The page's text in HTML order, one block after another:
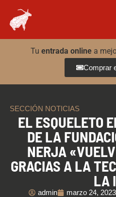
contenido
Tu entrada online a
Comprar
SECCIÓN NOTICIAS
EL ESQUELETO
DE LA
NERJA
GRACIAS A LA
LA
admin marzo 24, 2023